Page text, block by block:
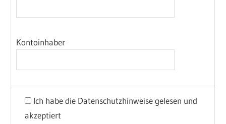
Kontoinhaber
Ich habe die Datenschutzhinweise gelesen und
akzeptiert